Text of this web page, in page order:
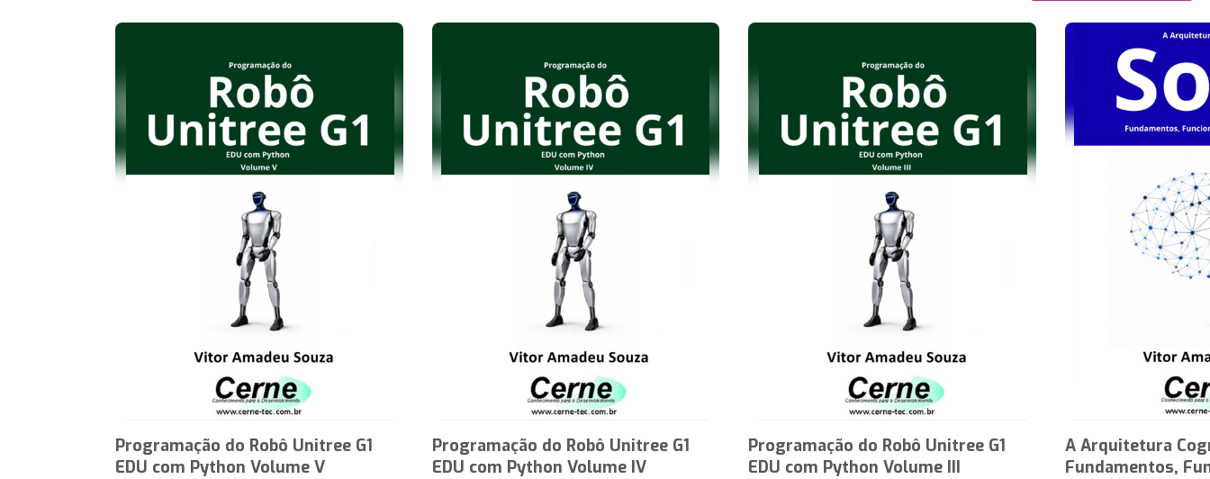
Programação do Robô Unitree G1
EDU com Python Volume V
Programação do Robô Unitree G1
EDU com Python Volume IV
Programação do Robô Unitree G1
EDU com Python Volume III
A Arquitetura
Fundamentos,